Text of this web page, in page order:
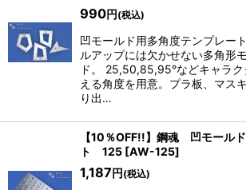
990円 (税込)
凹モールド用多角度テンプレー
ルアップには欠かせない多角形
ド。 25,50,85,95°などキャラ
える角度を用意。プラ板、マス
り出…
【10％OFF!!】鋼魂 凹モール
ト 125 [AW-125]
1,187 円 (税込)